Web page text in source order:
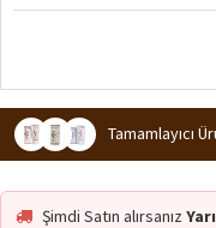
Tamamlayıcı
Şimdi Satın alırsanız